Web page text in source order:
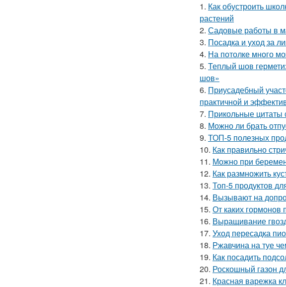
1. Как обустроить
растений
2. Садовые работы в
3. Посадка и уход за
4. На потолке много
5. Теплый шов
шов»
6. Приусадебный
практичной и
7. Прикольные
8. Можно ли брать
9. ТОП-5 полезных
10. Как правильно
11. Можно при
12. Как размножить
13. Топ-5 продуктов
14. Вызывают на
15. От каких
16. Выращивание
17. Уход пересадка
18. Ржавчина на туе
19. Как посадить
20. Роскошный газон
21. Красная варежка